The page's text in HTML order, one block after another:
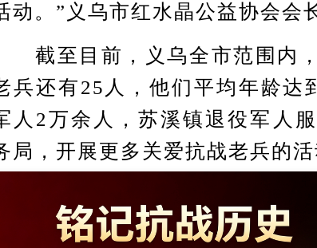
动。”义乌市红水晶公益协会会
截至目前，义乌全市范围内，
兵还有25人，他们平均年龄达
人2万余人，苏溪镇退役军人
局，开展更多关爱抗战老兵的活